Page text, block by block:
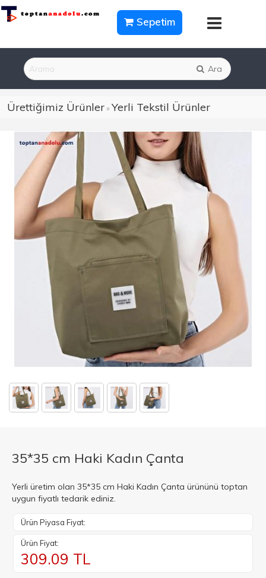
Sepetim
Ara
Ürettiğimiz Ürünler»Yerli Tekstil Ürünler
35*35 cm Haki Kadın Çanta
Yerli üretim olan 35*35 cm Haki Kadın Çanta ürününü toptan
uygun fiyatlı tedarik ediniz.
Ürün Piyasa Fiyat:
Ürün Fiyat:
309.09 TL